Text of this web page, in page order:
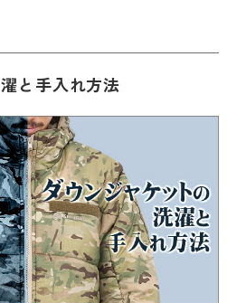
と手入れ方法